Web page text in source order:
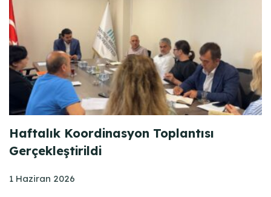
Haftalık Koordinasyon Toplantısı
Gerçekleştirildi
1 Haziran 2026